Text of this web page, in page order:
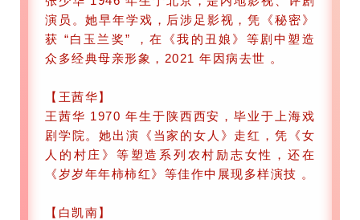
演员。她早年学戏，后涉足影视，凭《秘密》
获 “白玉兰奖” ，在《我的丑娘》等剧中塑造
众多经典母亲形象，2021 年因病去世 。
【王茜华】
王茜华 1970 年生于陕西西安，毕业于上海戏
剧学院。她出演《当家的女人》走红，凭《女
人的村庄》等塑造系列农村励志女性，还在
《岁岁年年柿柿红》等佳作中展现多样演技 。
【白凯南】